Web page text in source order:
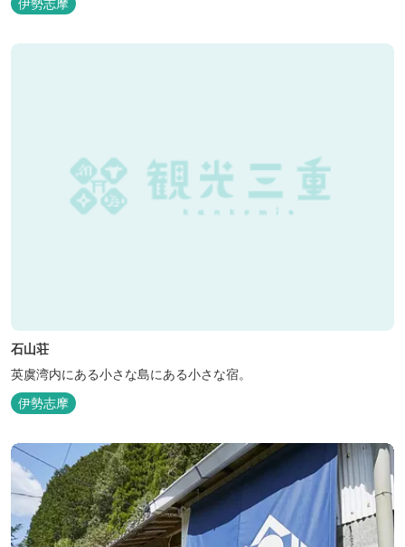
スを始めました。 当ゲストハウスは一棟貸しです。 二階建ての一
軒家とウッドデッキ、 屋外リビングでゆったり過ごしていただけま
伊勢志摩
石山荘
英虞湾内にある小さな島にある小さな宿。
伊勢志摩